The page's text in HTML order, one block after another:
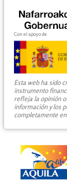
Con el apoyo de
Esta web ha sido
instrumento
refleja la opinión
información y los
completamente